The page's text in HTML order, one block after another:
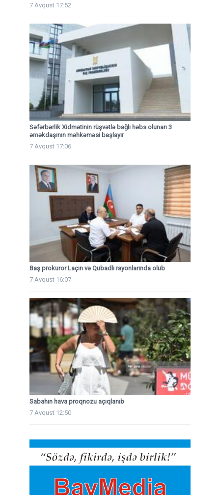
7 Avqust 17:52
Səfərbərlik Xidmətinin rüşvətlə bağlı həbs olunan 3
əməkdaşının məhkəməsi başlayır
7 Avqust 17:06
Baş prokuror Laçın və Qubadlı rayonlarında olub
7 Avqust 16:07
Sabahın hava proqnozu açıqlanıb
7 Avqust 12:50